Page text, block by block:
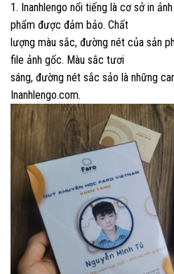
1. Inanhlengo nổi tiếng là cơ sở in
phẩm được đảm bảo. Chất
lượng màu sắc, đường nét của sản
file ảnh gốc. Màu sắc tươi
sáng, đường nét sắc sảo là những
Inanhlengo.com.